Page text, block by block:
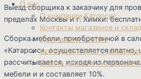
О нас
О компании Катарсис
Контакты магазинов и
Доставка и сборка
Сотрудничество с
Блог о дизайне интерьера
Выезд сборщика к заказчику для
пределах Москвы и г. Химки:
Сборка мебели, приобретенной в
«Катарсис», осуществляется платно,
рассчитывается, исходя из
мебели и и составляет 10%.